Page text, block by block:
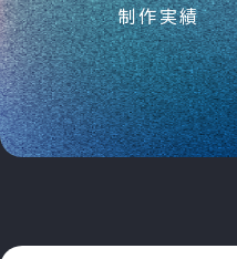
制作実績